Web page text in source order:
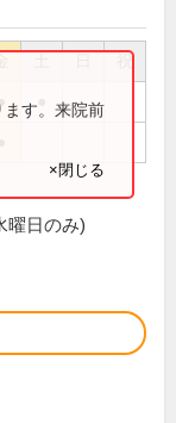
祝
●
す。来院前
×閉じる
曜日のみ)